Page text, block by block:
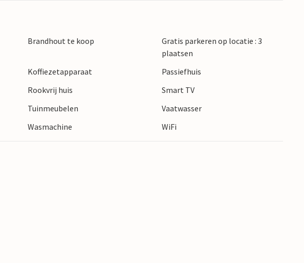
de fjordsurfer en Hundested bezoeken. Hundested heeft een
leuke winkeltjes. Je kunt ook de prachtige zandstranden van de
en een paar uurtjes zwemmen.
Brandhout te koop
Gratis parkeren op locatie : 3
plaatsen
Koffiezetapparaat
Passiefhuis
Rookvrij huis
Smart TV
Tuinmeubelen
Vaatwasser
Wasmachine WiFi